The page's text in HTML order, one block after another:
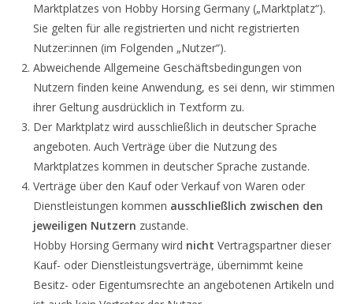
Marktplatzes von Hobby Horsing Germany („Marktplatz“).
Sie gelten für alle registrierten und nicht registrierten
Nutzer:innen (im Folgenden „Nutzer“).
Abweichende Allgemeine Geschäftsbedingungen von
Nutzern finden keine Anwendung, es sei denn, wir stimmen
ihrer Geltung ausdrücklich in Textform zu.
Der Marktplatz wird ausschließlich in deutscher Sprache
angeboten. Auch Verträge über die Nutzung des
Marktplatzes kommen in deutscher Sprache zustande.
Verträge über den Kauf oder Verkauf von Waren oder
Dienstleistungen kommen ausschließlich zwischen den
jeweiligen Nutzern zustande.
Hobby Horsing Germany wird nicht Vertragspartner dieser
Kauf- oder Dienstleistungsverträge, übernimmt keine
Besitz- oder Eigentumsrechte an angebotenen Artikeln und